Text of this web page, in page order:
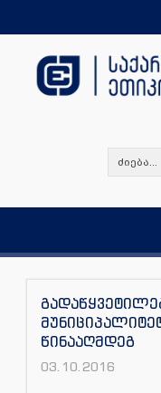
წინააღმდეგ
03.10.2016